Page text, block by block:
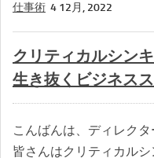
仕事術 4 12月, 2022
クリティカルシン
生き抜くビジネス
こんばんは、ディレク
皆さんはクリティカル